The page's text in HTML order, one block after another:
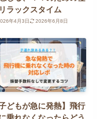
リラックスタイム
年4月3日 2026年6月8日
子どもが急に発熱】飛行